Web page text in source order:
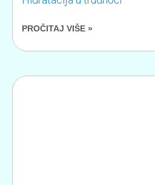
PROČITAJ VIŠE »